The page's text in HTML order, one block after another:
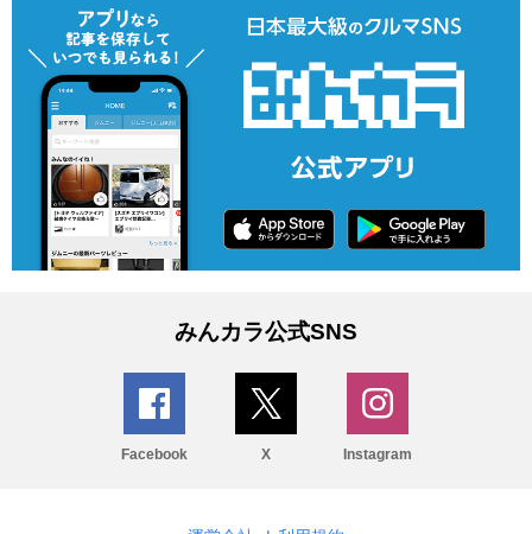
みんカラ公式SNS
Facebook X Instagram